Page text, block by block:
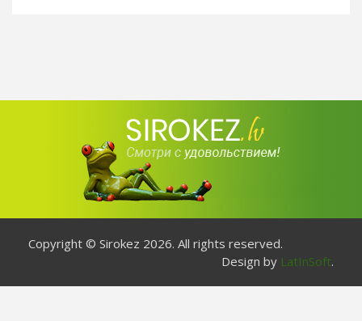
Copyright © Sirokez 2026. All rights reserved.
Design by LatInSoft.